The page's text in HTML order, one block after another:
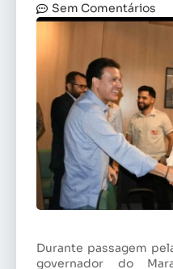
Sem Comentários
Durante passagem
governador do